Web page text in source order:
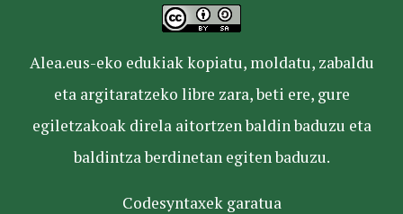
Alea.eus-eko edukiak kopiatu, moldatu, zabaldu
eta argitaratzeko libre zara, beti ere, gure
egiletzakoak direla aitortzen baldin baduzu eta
baldintza berdinetan egiten baduzu.
Codesyntaxek garatua